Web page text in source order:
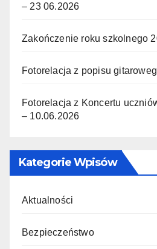
– 23 06.2026
Zakończenie roku szkolnego
Fotorelacja z popisu
Fotorelacja z Koncertu
– 10.06.2026
Kategorie Wpisów
Aktualności
Bezpieczeństwo